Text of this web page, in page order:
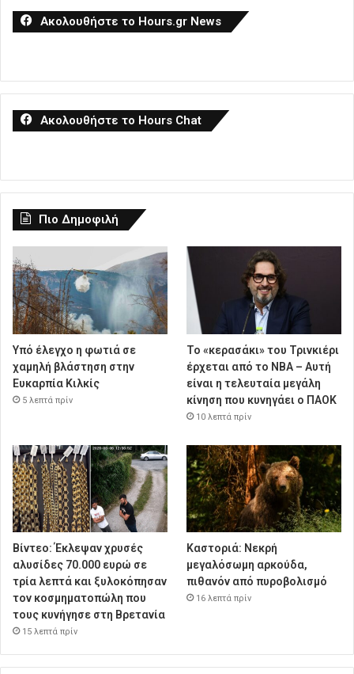
Ακολουθήστε το Hours.gr News
Ακολουθήστε το Hours Chat
Πιο Δημοφιλή
Υπό έλεγχο η φωτιά σε
χαμηλή βλάστηση στην
Ευκαρπία Κιλκίς
5 λεπτά πρίν
Το «κερασάκι» του Τρινκιέρι
έρχεται από το NBA – Αυτή
είναι η τελευταία μεγάλη
κίνηση που κυνηγάει ο ΠΑΟΚ
10 λεπτά πρίν
Βίντεο: Έκλεψαν χρυσές
αλυσίδες 70.000 ευρώ σε
τρία λεπτά και ξυλοκόπησαν
τον κοσμηματοπώλη που
τους κυνήγησε στη Βρετανία
15 λεπτά πρίν
Καστοριά: Νεκρή
μεγαλόσωμη αρκούδα,
πιθανόν από πυροβολισμό
16 λεπτά πρίν